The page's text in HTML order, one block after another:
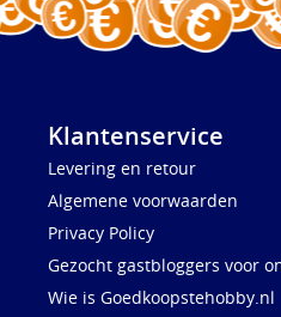
Klantenservice
Levering en retour
Algemene voorwaarden
Privacy Policy
Gezocht gastbloggers voor
Wie is Goedkoopstehobby.nl